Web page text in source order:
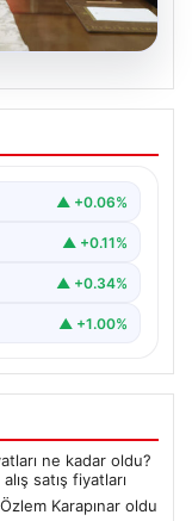
▲ +0.06%
▲ +0.11%
▲ +0.34%
▲ +1.00%
ne kadar oldu?
satış fiyatları
Karapınar oldu